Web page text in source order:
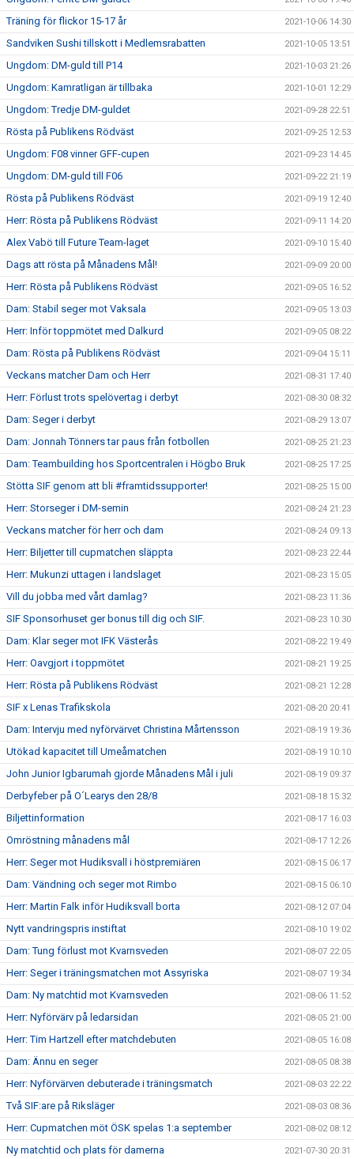
Träning för flickor 15-17 år 2021-10-06 14:30
Sandviken Sushi tillskott i Medlemsrabatten 2021-10-05 13:51
Ungdom: DM-guld till P14 2021-10-03 21:26
Ungdom: Kamratligan är tillbaka 2021-10-01 12:29
Ungdom: Tredje DM-guldet 2021-09-28 22:51
Rösta på Publikens Rödväst 2021-09-25 12:53
Ungdom: F08 vinner GFF-cupen 2021-09-23 14:45
Ungdom: DM-guld till F06 2021-09-22 21:19
Rösta på Publikens Rödväst 2021-09-19 12:40
Herr: Rösta på Publikens Rödväst 2021-09-11 14:20
Alex Vabö till Future Team-laget 2021-09-10 15:40
Dags att rösta på Månadens Mål! 2021-09-09 20:00
Herr: Rösta på Publikens Rödväst 2021-09-05 16:52
Dam: Stabil seger mot Vaksala 2021-09-05 13:03
Herr: Inför toppmötet med Dalkurd 2021-09-05 08:22
Dam: Rösta på Publikens Rödväst 2021-09-04 15:11
Veckans matcher Dam och Herr 2021-08-31 17:40
Herr: Förlust trots spelövertag i derbyt 2021-08-30 08:32
Dam: Seger i derbyt 2021-08-29 13:07
Dam: Jonnah Tönners tar paus från fotbollen 2021-08-25 21:23
Dam: Teambuilding hos Sportcentralen i Högbo Bruk 2021-08-25 17:25
Stötta SIF genom att bli #framtidssupporter! 2021-08-25 15:00
Herr: Storseger i DM-semin 2021-08-24 21:23
Veckans matcher för herr och dam 2021-08-24 09:13
Herr: Biljetter till cupmatchen släppta 2021-08-23 22:44
Herr: Mukunzi uttagen i landslaget 2021-08-23 15:05
Vill du jobba med vårt damlag? 2021-08-23 11:36
SIF Sponsorhuset ger bonus till dig och SIF. 2021-08-23 10:30
Dam: Klar seger mot IFK Västerås 2021-08-22 19:49
Herr: Oavgjort i toppmötet 2021-08-21 19:25
Herr: Rösta på Publikens Rödväst 2021-08-21 12:28
SIF x Lenas Trafikskola 2021-08-20 20:41
Dam: Intervju med nyförvärvet Christina Mårtensson 2021-08-19 19:36
Utökad kapacitet till Umeåmatchen 2021-08-19 10:10
John Junior Igbarumah gjorde Månadens Mål i juli 2021-08-19 09:37
Derbyfeber på O´Learys den 28/8 2021-08-18 15:32
Biljettinformation 2021-08-17 16:03
Omröstning månadens mål 2021-08-17 12:26
Herr: Seger mot Hudiksvall i höstpremiären 2021-08-15 06:17
Dam: Vändning och seger mot Rimbo 2021-08-15 06:10
Herr: Martin Falk inför Hudiksvall borta 2021-08-12 07:04
Nytt vandringspris instiftat 2021-08-10 19:02
Dam: Tung förlust mot Kvarnsveden 2021-08-07 22:05
Herr: Seger i träningsmatchen mot Assyriska 2021-08-07 19:34
Dam: Ny matchtid mot Kvarnsveden 2021-08-06 11:52
Herr: Nyförvärv på ledarsidan 2021-08-05 21:00
Herr: Tim Hartzell efter matchdebuten 2021-08-05 16:08
Dam: Ännu en seger 2021-08-05 08:38
Herr: Nyförvärven debuterade i träningsmatch 2021-08-03 22:22
Två SIF:are på Riksläger 2021-08-03 08:36
Herr: Cupmatchen möt ÖSK spelas 1:a september 2021-08-02 08:12
Ny matchtid och plats för damerna 2021-07-30 20:31